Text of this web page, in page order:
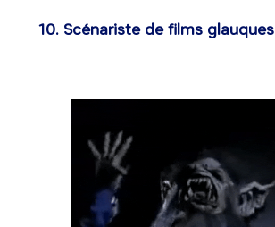
10. Scénariste de films glauques